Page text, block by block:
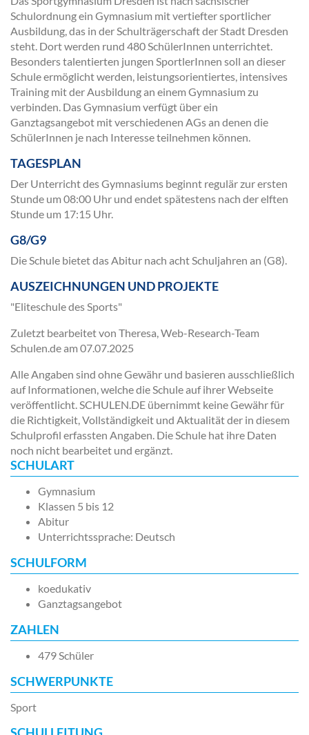
Schulordnung ein Gymnasium mit vertiefter sportlicher
Ausbildung, das in der Schulträgerschaft der Stadt Dresden
steht. Dort werden rund 480 SchülerInnen unterrichtet.
Besonders talentierten jungen SportlerInnen soll an dieser
Schule ermöglicht werden, leistungsorientiertes, intensives
Training mit der Ausbildung an einem Gymnasium zu
verbinden. Das Gymnasium verfügt über ein
Ganztagsangebot mit verschiedenen AGs an denen die
SchülerInnen je nach Interesse teilnehmen können.
TAGESPLAN
Der Unterricht des Gymnasiums beginnt regulär zur ersten
Stunde um 08:00 Uhr und endet spätestens nach der elften
Stunde um 17:15 Uhr.
G8/G9
Die Schule bietet das Abitur nach acht Schuljahren an (G8).
AUSZEICHNUNGEN UND PROJEKTE
"Eliteschule des Sports"
Zuletzt bearbeitet von Theresa, Web-Research-Team
Schulen.de am 07.07.2025
Alle Angaben sind ohne Gewähr und basieren ausschließlich
auf Informationen, welche die Schule auf ihrer Webseite
veröffentlicht. SCHULEN.DE übernimmt keine Gewähr für
die Richtigkeit, Vollständigkeit und Aktualität der in diesem
Schulprofil erfassten Angaben. Die Schule hat ihre Daten
noch nicht bearbeitet und ergänzt.
SCHULART
Gymnasium
Klassen 5 bis 12
Abitur
Unterrichtssprache: Deutsch
SCHULFORM
koedukativ
Ganztagsangebot
ZAHLEN
479 Schüler
SCHWERPUNKTE
Sport